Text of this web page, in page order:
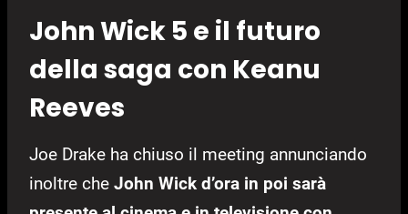
John Wick 5 e il futuro
della saga con Keanu
Reeves
Joe Drake ha chiuso il meeting annunciando
inoltre che John Wick d’ora in poi sarà